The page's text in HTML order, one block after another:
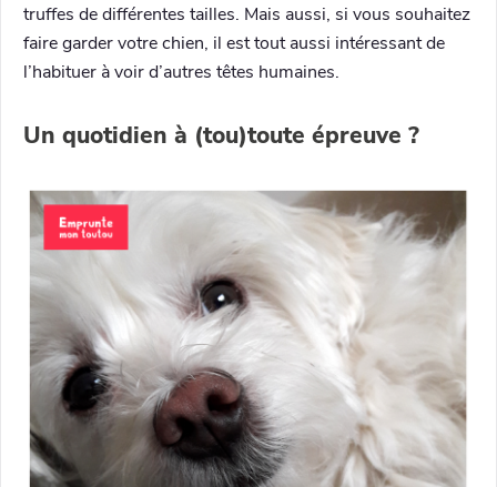
truffes de différentes tailles. Mais aussi, si vous souhaitez
faire garder votre chien, il est tout aussi intéressant de
l’habituer à voir d’autres têtes humaines.
Un quotidien à (tou)toute épreuve ?